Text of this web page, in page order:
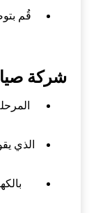
قُم
شركة
الذي